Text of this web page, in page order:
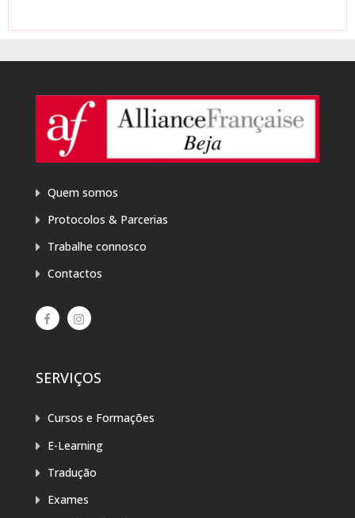
Quem somos
Protocolos & Parcerias
Trabalhe connosco
Contactos
SERVIÇOS
Cursos e Formações
E-Learning
Tradução
Exames